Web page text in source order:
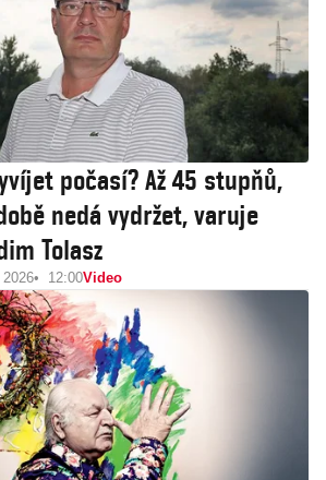
počasí? Až 45 stupňů,
nedá vydržet, varuje
Tolasz
12:00Video